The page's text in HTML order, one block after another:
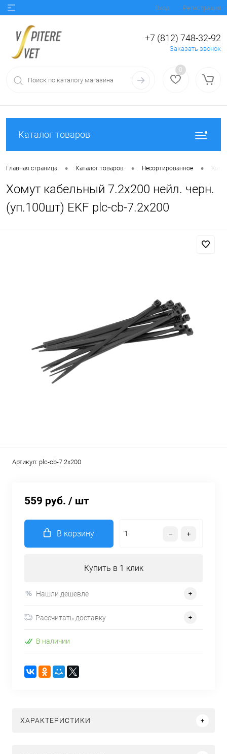
Вход Регистрация
+7 (812) 748-32-92
Заказать звонок
0
Каталог товаров
Главная страница • Каталог товаров • Несортированное •
Хомут кабельный 7.2х200 нейл. черн.
(уп.100шт) EKF plc-cb-7.2x200
Артикул: plc-cb-7.2x200
559 руб. / шт
В корзину
Купить в 1 клик
Нашли дешевле
Рассчитать доставку
В наличии
ХАРАКТЕРИСТИКИ